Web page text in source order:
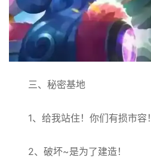
三、秘密基地
1、给我站住！你们有损市容！
2、破坏~是为了建造！